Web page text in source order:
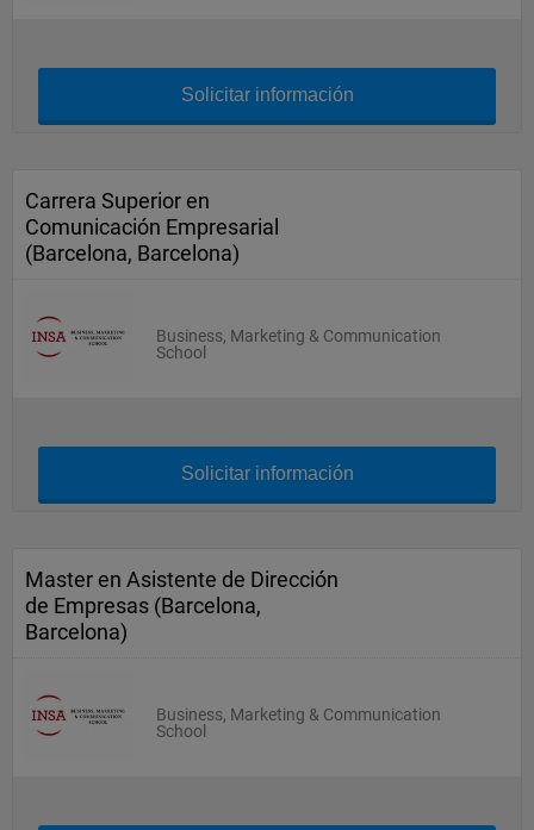
Solicitar información
Carrera Superior en
Comunicación Empresarial
(Barcelona, Barcelona)
Business, Marketing & Communication
School
Solicitar información
Master en Asistente de Dirección
de Empresas (Barcelona,
Barcelona)
Business, Marketing & Communication
School